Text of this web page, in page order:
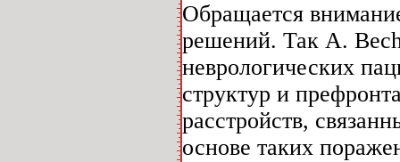
Обращается
решений. Так А.
неврологических
структур и
расстройств,
основе таких